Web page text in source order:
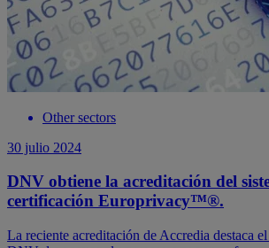
Other sectors
30 julio 2024
DNV obtiene la acreditación del
certificación Europrivacy™®.
La reciente acreditación de Accredia destaca